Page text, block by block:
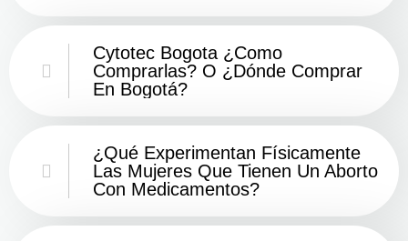
Cytotec Bogota ¿Como
Comprarlas? O ¿Dónde Comprar
En Bogotá?
¿Qué Experimentan Físicamente
Las Mujeres Que Tienen Un Aborto
Con Medicamentos?